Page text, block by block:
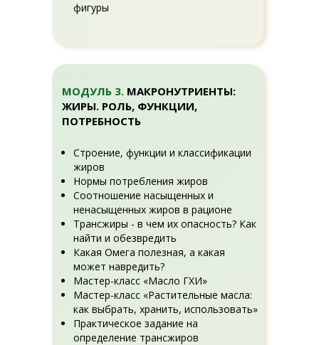
МОДУЛЬ 3. МАКРОНУТРИЕНТЫ:
ЖИРЫ. РОЛЬ, ФУНКЦИИ,
ПОТРЕБНОСТЬ
Строение, функции и классификации
жиров
Нормы потребления жиров
Соотношение насыщенных и
ненасыщенных жиров в рационе
Трансжиры - в чем их опасность? Как
найти и обезвредить
Какая Омега полезная, а какая
может навредить?
Мастер-класс «Масло ГХИ»
Мастер-класс «Растительные масла:
как выбрать, хранить, использовать»
Практическое задание на
определение трансжиров
фигуры